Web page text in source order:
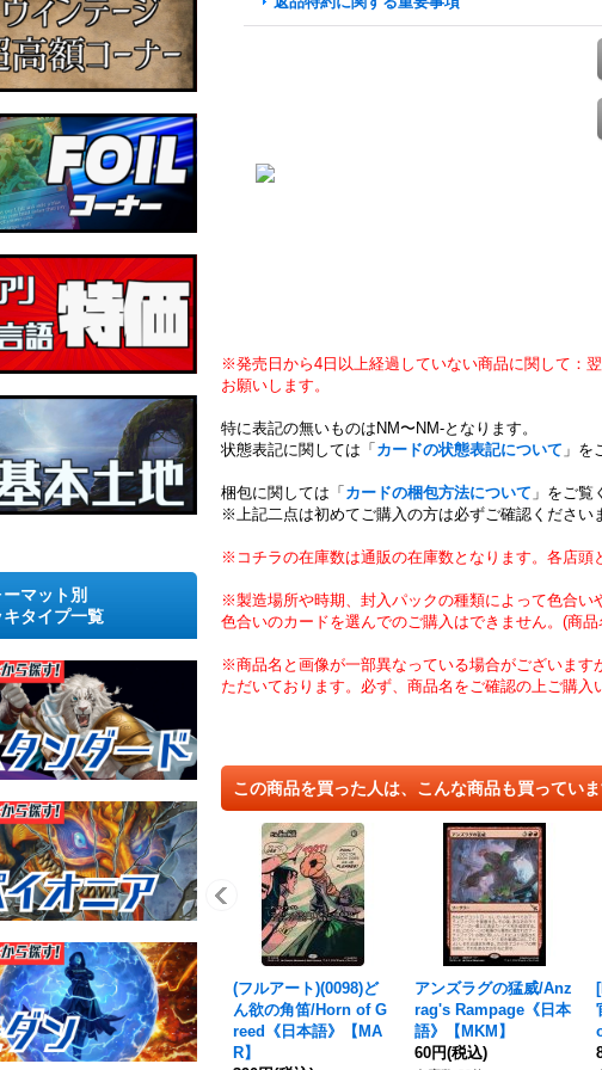
マット別
キタイプ一覧
※発売日から4日以上経過していない商品に関して：
お願いします。
特に表記の無いものはNM〜NM-となります。
状態表記に関しては「 カードの状態表記について 」を
梱包に関しては「 カードの梱包方法について 」をご覧
※上記二点は初めてご購入の方は必ずご確認ください
※コチラの在庫数は通販の在庫数となります。各店頭
※製造場所や時期、封入パックの種類によって色合
色合いのカードを選んでのご購入はできません。(商
※商品名と画像が一部異なっている場合がございま
ただいております。必ず、商品名をご確認の上ご購入
この商品を買った人は、こんな商品も買ってい
(フルアート)(0098)ど
ん欲の角笛/Horn of G
reed《日本語》【MA
R】
アンズラグの猛威/Anz
rag's Rampage《日本
語》【MKM】
60円(税込)